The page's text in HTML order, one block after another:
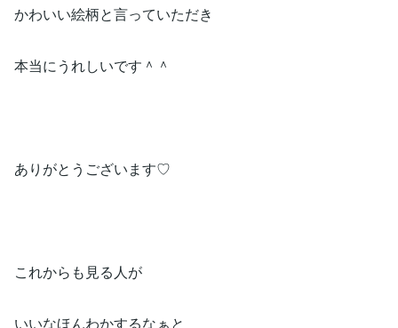
かわいい絵柄と言っていただき
本当にうれしいです＾＾
ありがとうございます♡
これからも見る人が
いいなほんわかするなぁと